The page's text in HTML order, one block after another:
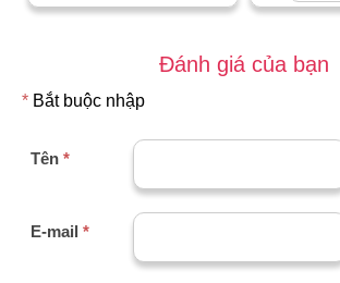
Đánh giá của bạn
* Bắt buộc nhập
Tên *
E-mail *